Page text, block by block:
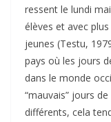
ressent le lundi
élèves et avec
jeunes (Testu,
pays où les jours
dans le monde
“mauvais” jours
différents, cela